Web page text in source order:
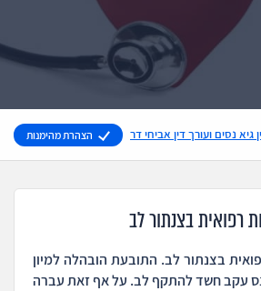
גיא נסים ועורך דין אביחי דר הצהרת מהימנות
רפואית בצנתור לב
בצנתור לב. התובעת הובהלה למיון
עקב חשד להתקף לב. על אף זאת עברה